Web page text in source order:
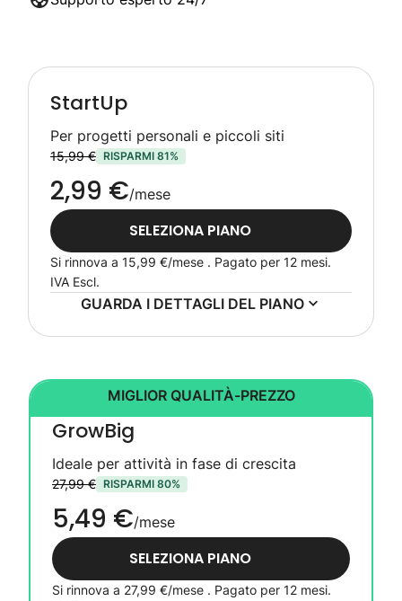
StartUp
Per progetti personali e piccoli siti
15,99 € RISPARMI 81%
2,99 €/mese
SELEZIONA PIANO
Si rinnova a 15,99 €/mese . Pagato per 12 mesi.
IVA Escl.
GUARDA I DETTAGLI DEL PIANO
MIGLIOR QUALITÀ-PREZZO
GrowBig
Ideale per attività in fase di crescita
27,99 € RISPARMI 80%
5,49 €/mese
SELEZIONA PIANO
Si rinnova a 27,99 €/mese . Pagato per 12 mesi.